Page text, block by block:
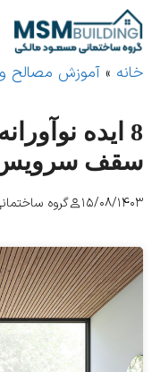
»آموزش مصالح و اجرا
ایده
سرویس
15/08/ گروه ساختمانی